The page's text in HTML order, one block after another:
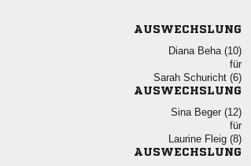
AUSWECHSLUNG
  
für
  
AUSWECHSLUNG
  
für
  
AUSWECHSLUNG